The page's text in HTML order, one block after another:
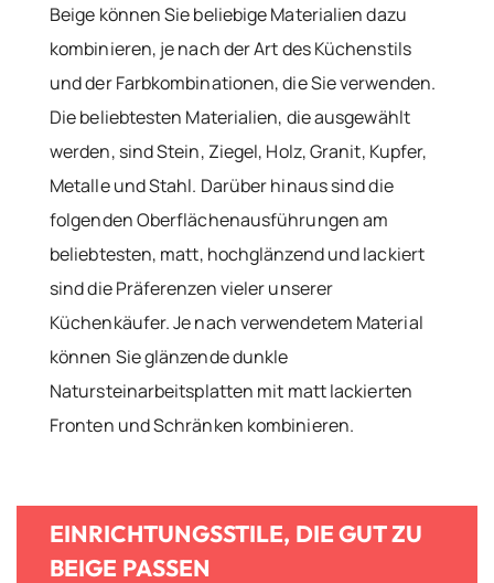
Beige können Sie beliebige Materialien dazu
kombinieren, je nach der Art des Küchenstils
und der Farbkombinationen, die Sie verwenden.
Die beliebtesten Materialien, die ausgewählt
werden, sind Stein, Ziegel, Holz, Granit, Kupfer,
Metalle und Stahl. Darüber hinaus sind die
folgenden Oberflächenausführungen am
beliebtesten, matt, hochglänzend und lackiert
sind die Präferenzen vieler unserer
Küchenkäufer. Je nach verwendetem Material
können Sie glänzende dunkle
Natursteinarbeitsplatten mit matt lackierten
Fronten und Schränken kombinieren.
EINRICHTUNGSSTILE, DIE GUT ZU
BEIGE PASSEN